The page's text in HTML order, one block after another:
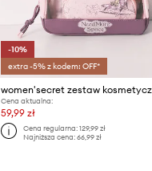
-10%
extra -5% z kodem: OFF*
Cena aktualna:
59,99 zł
Cena regularna: 129,99 zł
Najniższa cena: 66,99 zł